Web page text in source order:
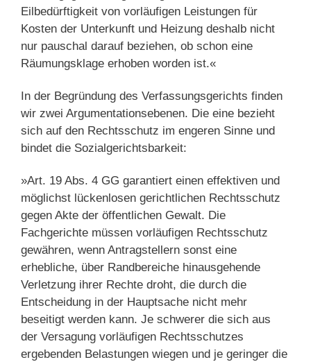
Eilbedürftigkeit von vorläufigen Leistungen für
Kosten der Unterkunft und Heizung deshalb nicht
nur pauschal darauf beziehen, ob schon eine
Räumungsklage erhoben worden ist.«
In der Begründung des Verfassungsgerichts finden
wir zwei Argumentationsebenen. Die eine bezieht
sich auf den Rechtsschutz im engeren Sinne und
bindet die Sozialgerichtsbarkeit:
»Art. 19 Abs. 4 GG garantiert einen effektiven und
möglichst lückenlosen gerichtlichen Rechtsschutz
gegen Akte der öffentlichen Gewalt. Die
Fachgerichte müssen vorläufigen Rechtsschutz
gewähren, wenn Antragstellern sonst eine
erhebliche, über Randbereiche hinausgehende
Verletzung ihrer Rechte droht, die durch die
Entscheidung in der Hauptsache nicht mehr
beseitigt werden kann. Je schwerer die sich aus
der Versagung vorläufigen Rechtsschutzes
ergebenden Belastungen wiegen und je geringer die